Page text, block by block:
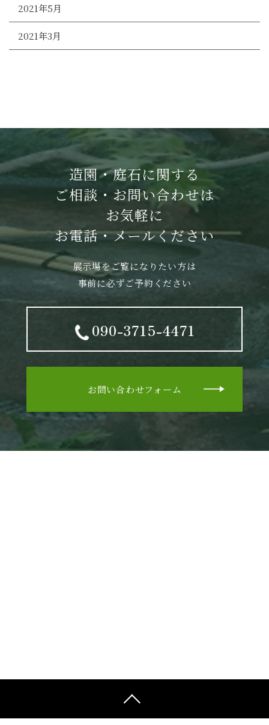
2021年5月
2021年3月
造園・庭石に関する
ご相談・お問い合わせは
お気軽に
お電話・メールください
展示場をご覧になりたい方は
事前に必ずご予約ください
090-3715-4471
お問い合わせフォーム